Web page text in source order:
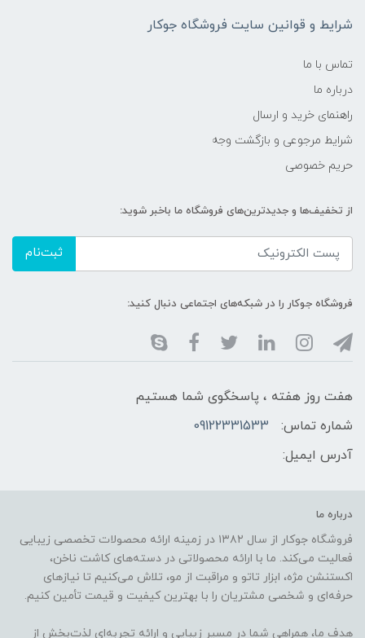
شرایط و قوانین سایت فروشگاه جوکار
تماس با ما
درباره ما
راهنمای خرید و ارسال
شرایط مرجوعی و بازگشت وجه
حریم خصوصی
از تخفیف‌ها و جدیدترین‌های فروشگاه ما باخبر شوید:
ثبت‌نام
فروشگاه جوکار را در شبکه‌های اجتماعی دنبال کنید:
هفت روز هفته ، پاسخگوی شما هستیم
شماره تماس:
09122331533
آدرس ایمیل:
درباره ما
فروشگاه جوکار از سال ۱۳۸۲ در زمینه ارائه محصولات تخصصی زیبایی
فعالیت می‌کند. ما با ارائه محصولاتی در دسته‌های کاشت ناخن،
اکستنشن مژه، ابزار تاتو و مراقبت از مو، تلاش می‌کنیم تا نیازهای
حرفه‌ای و شخصی مشتریان را با بهترین کیفیت و قیمت تأمین کنیم.
هدف ما، همراهی شما در مسیر زیبایی و ارائه تجربه‌ای لذت‌بخش از